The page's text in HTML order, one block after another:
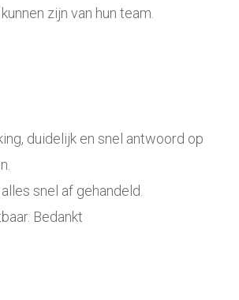
zijn van hun team.
duidelijk en snel antwoord op
snel af gehandeld.
Bedankt